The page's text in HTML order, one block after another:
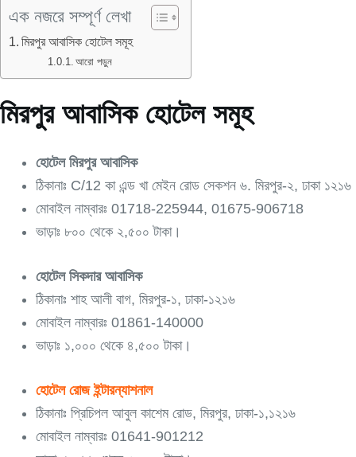
এক নজরে সম্পূর্ণ লেখা
মিরপুর আবাসিক হোটেল সমূহ
আরো পড়ুন
মিরপুর আবাসিক হোটেল সমূহ
হোটেল মিরপুর আবাসিক
ঠিকানাঃ C/12 কা এন্ড খা মেইন রোড সেকশন ৬. মিরপুর-২, ঢাকা ১২১৬
মোবাইল নাম্বারঃ 01718-225944, 01675-906718
ভাড়াঃ ৮০০ থেকে ২,৫০০ টাকা।
হোটেল সিকদার আবাসিক
ঠিকানাঃ শাহ আলী বাগ, মিরপুর-১, ঢাকা-১২১৬
মোবাইল নাম্বারঃ 01861-140000
ভাড়াঃ ১,০০০ থেকে ৪,৫০০ টাকা।
হোটেল রোজ ইন্টারন্যাশনাল
ঠিকানাঃ প্রিচিপল আবুল কাশেম রোড, মিরপুর, ঢাকা-১,১২১৬
মোবাইল নাম্বারঃ 01641-901212